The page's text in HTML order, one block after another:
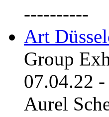
----------
Art
Group
07.04.22 -
Aurel